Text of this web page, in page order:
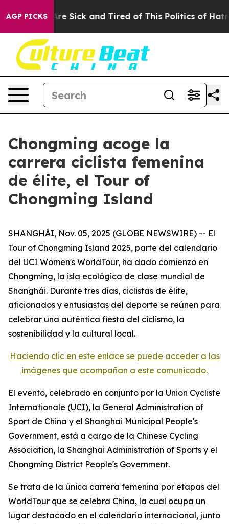
AGP PICKSAre Sick and Tired of This Politics of Hatred”
Chongming acoge la
carrera ciclista femenina
de élite, el Tour of
Chongming Island
SHANGHÁI, Nov. 05, 2025 (GLOBE NEWSWIRE) -- El
Tour of Chongming Island 2025, parte del calendario
del UCI Women's WorldTour, ha dado comienzo en
Chongming, la isla ecológica de clase mundial de
Shanghái. Durante tres días, ciclistas de élite,
aficionados y entusiastas del deporte se reúnen para
celebrar una auténtica fiesta del ciclismo, la
sostenibilidad y la cultural local.
Haciendo clic en este enlace se puede acceder a las
imágenes que acompañan a este comunicado.
El evento, celebrado en conjunto por la Union Cycliste
Internationale (UCI), la General Administration of
Sport de China y el Shanghai Municipal People's
Government, está a cargo de la Chinese Cycling
Association, la Shanghai Administration of Sports y el
Chongming District People's Government.
Se trata de la única carrera femenina por etapas del
WorldTour que se celebra China, la cual ocupa un
lugar destacado en el calendario internacional, junto